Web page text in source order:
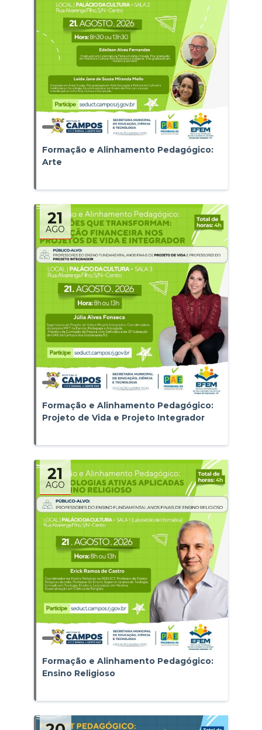
Formação e Alinhamento Pedagógico:
Arte
21
AGO
Formação e Alinhamento Pedagógico:
Projeto de Vida e Projeto Integrador
21
AGO
Formação e Alinhamento Pedagógico:
Ensino Religioso